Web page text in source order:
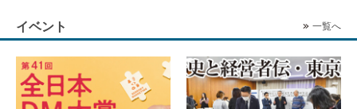
イベント 一覧へ